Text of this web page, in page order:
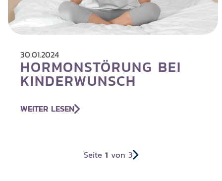
30.01.2024
HORMONSTÖRUNG BEI
KINDERWUNSCH
WEITER LESEN
Seite 1 von 3